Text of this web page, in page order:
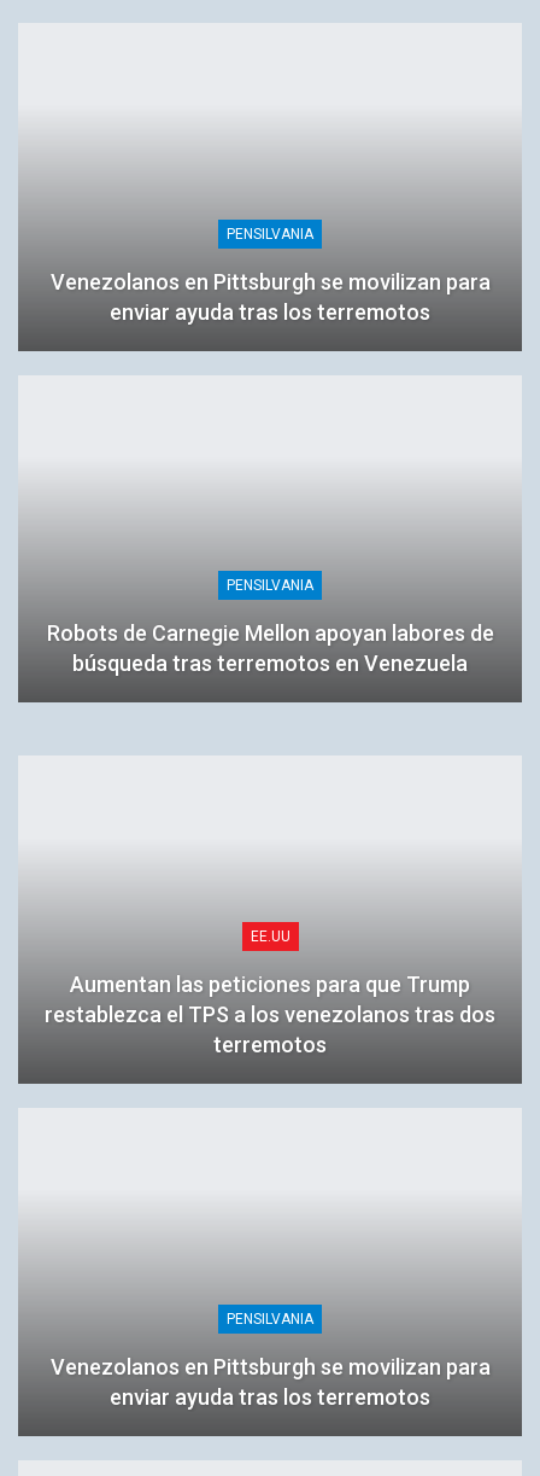
PENSILVANIA
Venezolanos en Pittsburgh se movilizan para
enviar ayuda tras los terremotos
PENSILVANIA
Robots de Carnegie Mellon apoyan labores de
búsqueda tras terremotos en Venezuela
EE.UU
Aumentan las peticiones para que Trump
restablezca el TPS a los venezolanos tras dos
terremotos
PENSILVANIA
Venezolanos en Pittsburgh se movilizan para
enviar ayuda tras los terremotos